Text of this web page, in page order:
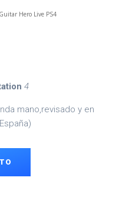
Hero Live PS4
4
mano,revisado y en